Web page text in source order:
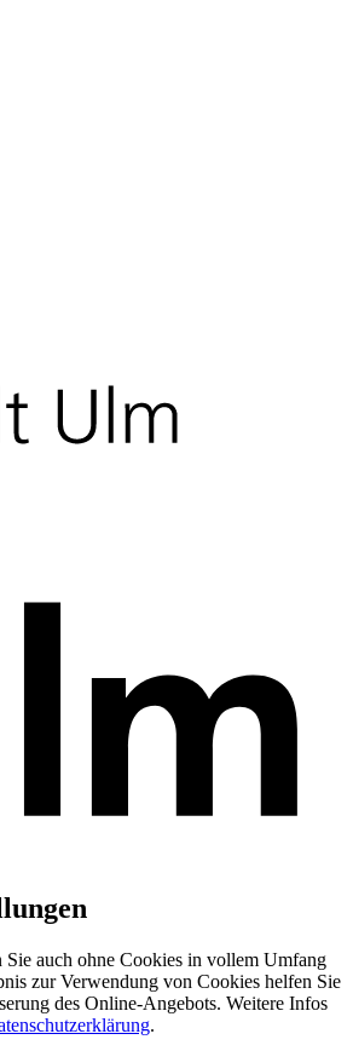
Sie auch ohne Cookies in vollem Umfang
zur Verwendung von Cookies helfen Sie
des Online-Angebots. Weitere Infos
.